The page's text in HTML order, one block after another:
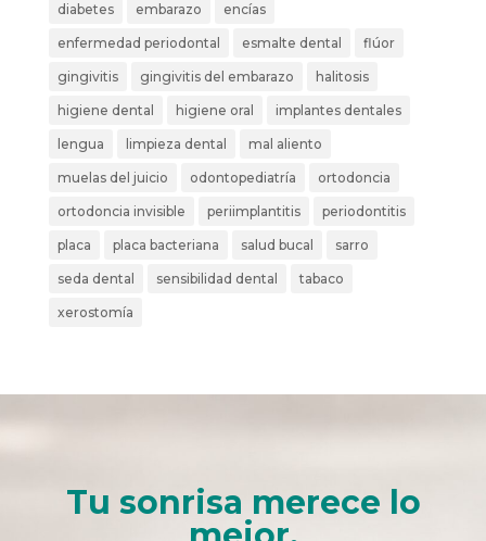
diabetes embarazo encías
enfermedad periodontal esmalte dental flúor
gingivitis gingivitis del embarazo halitosis
higiene dental higiene oral implantes dentales
lengua limpieza dental mal aliento
muelas del juicio odontopediatría ortodoncia
ortodoncia invisible periimplantitis periodontitis
placa placa bacteriana salud bucal sarro
seda dental sensibilidad dental tabaco
xerostomía
Tu sonrisa merece lo